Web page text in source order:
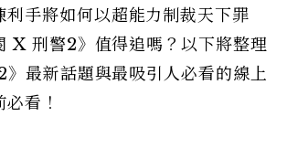
利手將如何以超能力制裁天下罪
X 刑警2》值得追嗎？以下將整理
》最新話題與最吸引人必看的線上
看！